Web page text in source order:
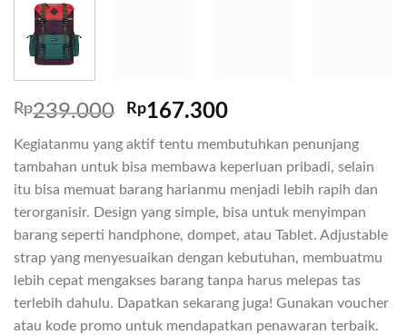
Rp239.000 Rp167.300
Kegiatanmu yang aktif tentu membutuhkan penunjang
tambahan untuk bisa membawa keperluan pribadi, selain
itu bisa memuat barang harianmu menjadi lebih rapih dan
terorganisir. Design yang simple, bisa untuk menyimpan
barang seperti handphone, dompet, atau Tablet. Adjustable
strap yang menyesuaikan dengan kebutuhan, membuatmu
lebih cepat mengakses barang tanpa harus melepas tas
terlebih dahulu. Dapatkan sekarang juga! Gunakan voucher
atau kode promo untuk mendapatkan penawaran terbaik.